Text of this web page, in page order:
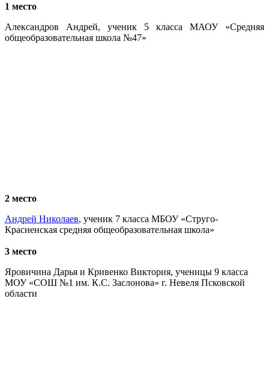
1 место
Александров Андрей, ученик 5 класса МАОУ «Средняя
общеобразовательная школа №47»
2 место
Андрей Николаев, ученик 7 класса МБОУ «Струго-
Красненская средняя общеобразовательная школа»
3 место
Яровичина Дарья и Кривенко Виктория, ученицы 9 класса
МОУ «СОШ №1 им. К.С. Заслонова» г. Невеля Псковской
области